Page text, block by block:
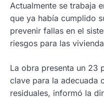
Actualmente se trabaja
que ya había cumplido
prevenir fallas en el
riesgos para las
La obra presenta un 23
clave para la adecuada
residuales, informó la